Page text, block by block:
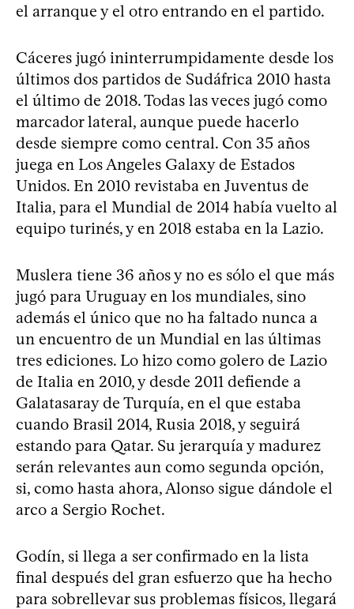
el arranque y el otro entrando en el partido.
Cáceres jugó ininterrumpidamente desde los
últimos dos partidos de Sudáfrica 2010 hasta
el último de 2018. Todas las veces jugó como
marcador lateral, aunque puede hacerlo
desde siempre como central. Con 35 años
juega en Los Angeles Galaxy de Estados
Unidos. En 2010 revistaba en Juventus de
Italia, para el Mundial de 2014 había vuelto al
equipo turinés, y en 2018 estaba en la Lazio.
Muslera tiene 36 años y no es sólo el que más
jugó para Uruguay en los mundiales, sino
además el único que no ha faltado nunca a
un encuentro de un Mundial en las últimas
tres ediciones. Lo hizo como golero de Lazio
de Italia en 2010, y desde 2011 defiende a
Galatasaray de Turquía, en el que estaba
cuando Brasil 2014, Rusia 2018, y seguirá
estando para Qatar. Su jerarquía y madurez
serán relevantes aun como segunda opción,
si, como hasta ahora, Alonso sigue dándole el
arco a Sergio Rochet.
Godín, si llega a ser confirmado en la lista
final después del gran esfuerzo que ha hecho
para sobrellevar sus problemas físicos, llegará